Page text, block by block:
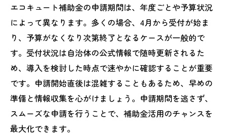
エコキュート導入で光熱費がどれだけ変わ
るか
補助金を使ったエコキュート設置後の省エ
ネ効果
エコキュート補助金2025年活用で得られる
メリット
熊本県のエコキュート補助金利用者の体験
談紹介
エコキュート補助金の申請期間は、年度ごとや予算状況
によって異なります。多くの場合、4月から受付が始ま
り、予算がなくなり次第終了となるケースが一般的で
す。受付状況は自治体の公式情報で随時更新されるた
め、導入を検討した時点で速やかに確認することが重要
です。申請開始直後は混雑することもあるため、早めの
準備と情報収集を心がけましょう。申請期間を逃さず、
スムーズな申請を行うことで、補助金活用のチャンスを
最大化できます。